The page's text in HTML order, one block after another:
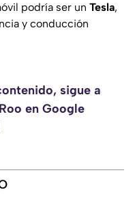
podría ser un Tesla,
y conducción
sigue a
en Google